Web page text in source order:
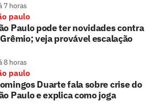
7 horas
paulo
Paulo pode ter novidades contra
veja provável escalação
8 horas
paulo
Duarte fala sobre crise do
Paulo e explica como joga